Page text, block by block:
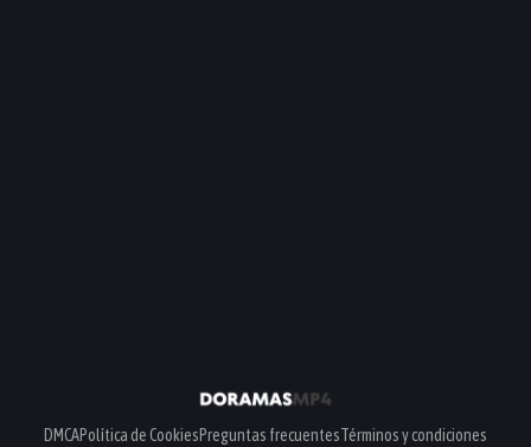
DMCAPolítica de CookiesPreguntas frecuentesTérminos y condiciones